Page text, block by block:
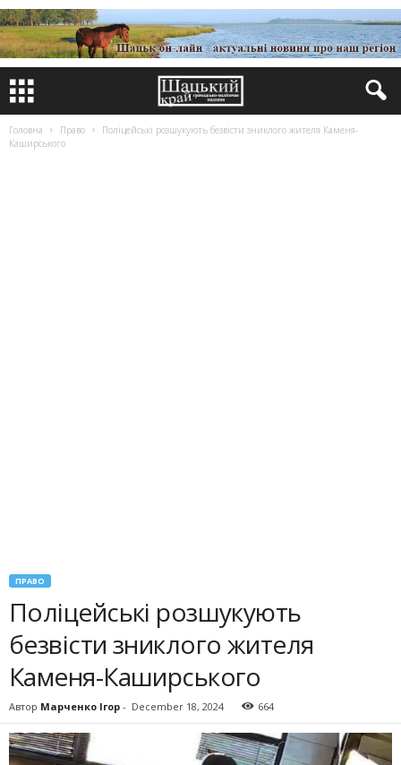
Головна Право
Поліцейські розшукують безвісти зниклого жителя Каменя-
Каширського
ПРАВО
Поліцейські розшукують
безвісти зниклого жителя
Каменя-Каширського
Автор Марченко Ігор - December 18, 2024 664